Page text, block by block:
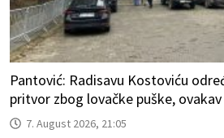
Pantović: Radisavu Kostoviću
pritvor zbog lovačke puške,
7. August 2026, 21:05